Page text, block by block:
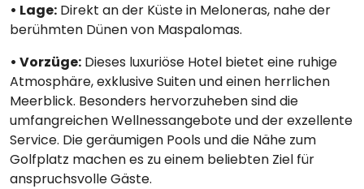
• Lage: Direkt an der Küste in Meloneras, nahe der
berühmten Dünen von Maspalomas.
• Vorzüge: Dieses luxuriöse Hotel bietet eine ruhige
Atmosphäre, exklusive Suiten und einen herrlichen
Meerblick. Besonders hervorzuheben sind die
umfangreichen Wellnessangebote und der exzellente
Service. Die geräumigen Pools und die Nähe zum
Golfplatz machen es zu einem beliebten Ziel für
anspruchsvolle Gäste.